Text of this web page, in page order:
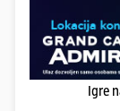
Igre